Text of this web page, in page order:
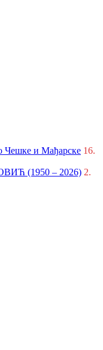
Чешке и Мађарске 16.
(1950 – 2026) 2.